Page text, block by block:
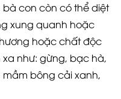
con còn có thể diệt
xung quanh hoặc
hoặc chất độc
xa như: gừng, bạc hà,
mầm bông cải xanh,